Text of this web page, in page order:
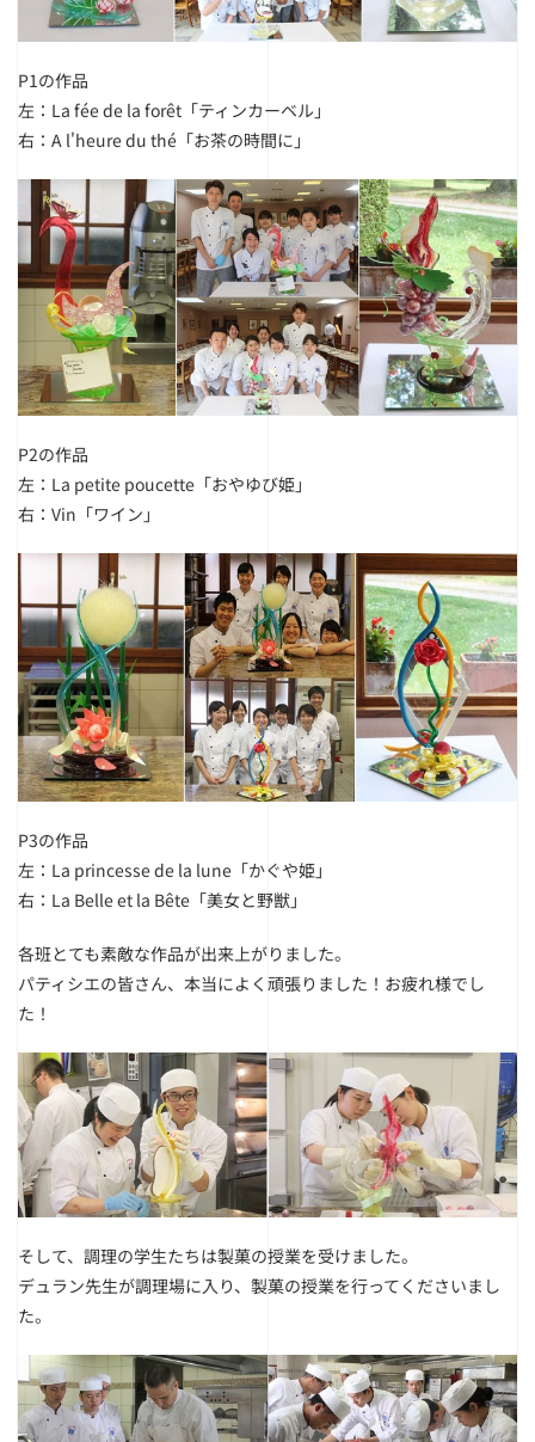
P1の作品
左：La fée de la forêt「ティンカーベル」
右：A l'heure du thé「お茶の時間に」
P2の作品
左：La petite poucette「おやゆび姫」
右：Vin「ワイン」
P3の作品
左：La princesse de la lune「かぐや姫」
右：La Belle et la Bête「美女と野獣」
各班とても素敵な作品が出来上がりました。
パティシエの皆さん、本当によく頑張りました！お疲れ様でし
た！
そして、調理の学生たちは製菓の授業を受けました。
デュラン先生が調理場に入り、製菓の授業を行ってくださいまし
た。